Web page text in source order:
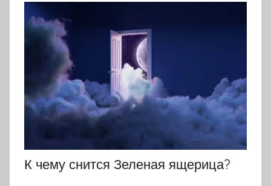
К чему снится Зеленая ящерица?